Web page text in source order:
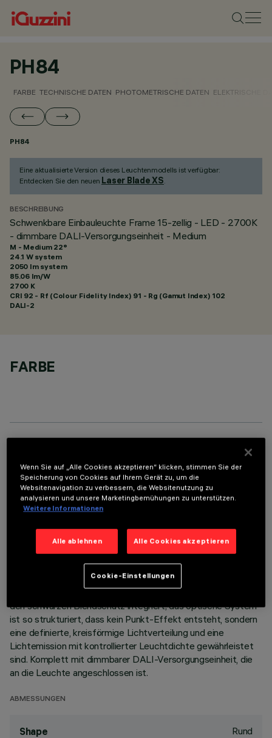
PH84
FARBE TECHNISCHE DATEN PHOTOMETRISCHE DATEN ELEKTRISCHE
PH84
Eine aktualisierte Version dieses Leuchtenmodells ist verfügbar:
Entdecken Sie den neuen Laser Blade XS.
BESCHREIBUNG
Schwenkbare Einbauleuchte Frame 15-zellig - LED - 2700K
- dimmbare DALI-Versorgungseinheit - Medium
M - Medium 22°
24.1 W system
2050 lm system
85.06 lm/W
2700 K
CRI 92 - Rf (Colour Fidelity Index) 91 - Rg (Gamut Index) 102
DALI-2
FARBE
LETZTES UPDATE: 05.08.2026
BESCHREIBUNG
Rechteckige Einbauleuchte mit LED. Strukturgehäuse aus
profiliertem Stahlblech mit Anschlag-Außenrand. der lineare
Korpus aus Aluminiumdruckguss mit 15 Zellen sieht die
Möglichkeit vor, die Lichtemission mit einer Schwenkung von
+/- 30° auszurichten. Hochauflösungsoptiken aus
metallisiertem Thermoplast, in zurückgesetzter Position in
den schwarzen Blendschutz integriert; das optische System
ist so strukturiert, dass kein Punkt-Effekt entsteht, sondern
eine definierte, kreisförmige Lichtverteilung und eine
Lichtemission mit kontrollierter Leuchtdichte gewährleistet
sind. Komplett mit dimmbarer DALI-Versorgungseinheit, die
an die Leuchte angeschlossen ist.
ABMESSUNGEN
Shape Rund
Wenn Sie auf „Alle Cookies akzeptieren“ klicken, stimmen Sie der
Speicherung von Cookies auf Ihrem Gerät zu, um die
Websitenavigation zu verbessern, die Websitenutzung zu
analysieren und unsere Marketingbemühungen zu unterstützen.
Weitere Informationen
Alle ablehnen Alle Cookies akzeptieren
Cookie-Einstellungen